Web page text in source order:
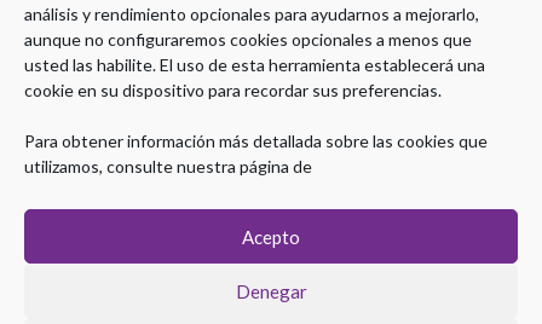
análisis y rendimiento opcionales para ayudarnos a mejorarlo,
aunque no configuraremos cookies opcionales a menos que
usted las habilite. El uso de esta herramienta establecerá una
cookie en su dispositivo para recordar sus preferencias.
Para obtener información más detallada sobre las cookies que
utilizamos, consulte nuestra página de
Acepto
Denegar